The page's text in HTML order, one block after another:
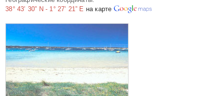
38° 43’ 30” N - 1° 27’ 21” E на карте